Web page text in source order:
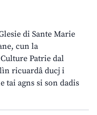
di Sante Marie
cun la
Patrie dal
ricuardâ ducj i
tai agns si son dadis